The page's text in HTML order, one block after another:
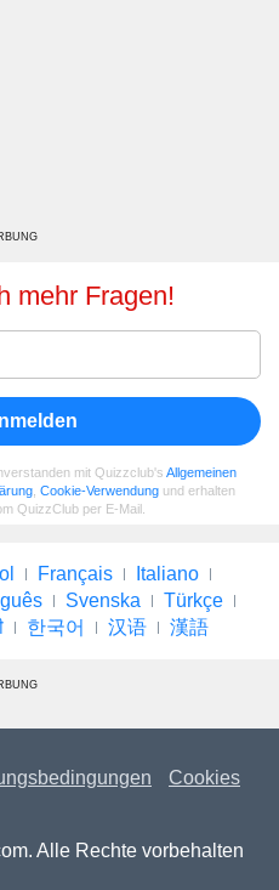
mehr Fragen!
mit Quizzclub's Allgemeinen
Cookie-Verwendung und erhalten
QuizzClub per E-Mail.
Français
Italiano
Svenska
Türkçe
한국어 汉语 漢語
Cookies
Alle Rechte vorbehalten